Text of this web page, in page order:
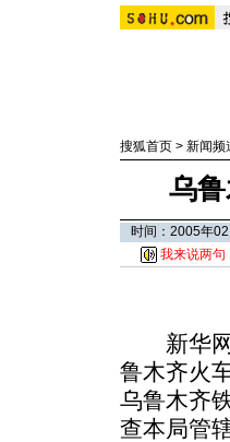
搜狐首页 > 新闻频
乌
时间：2005年
我来说两句
新华网
鲁木齐火
乌鲁木齐
查本局管